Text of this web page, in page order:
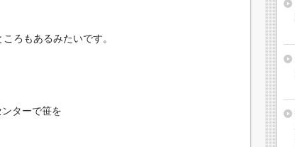
ろもあるみたいです。
ターで笹を